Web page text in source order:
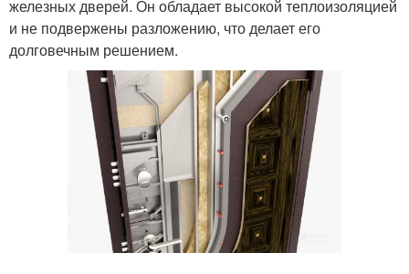
железных дверей. Он обладает высокой теплоизоляцией
и не подвержены разложению, что делает его
долговечным решением.